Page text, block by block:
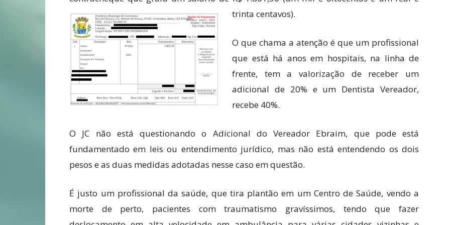
trinta centavos).
O que chama a atenção é que um profissional
que está há anos em hospitais, na linha de
frente, tem a valorização de receber um
adicional de 20% e um Dentista Vereador,
recebe 40%.
O JC não está questionando o Adicional do Vereador Ebraim, que pode está
fundamentado em leis ou entendimento jurídico, mas não está entendendo os dois
pesos e as duas medidas adotadas nesse caso em questão.
É justo um profissional da saúde, que tira plantão em um Centro de Saúde, vendo a
morte de perto, pacientes com traumatismo gravíssimos, tendo que fazer